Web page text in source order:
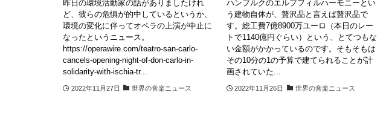
昨日の環境活動家の話がありましたけれ
ど、彼らの危惧が的中しているというか、
環境の変化に伴ってオペラの上演が中止に
なったというニュース。
https://operawire.com/teatro-san-carlo-
cancels-opening-night-of-don-carlo-in-
solidarity-with-ischia-tr...
2022年11月27日 世界の音楽ニュース
ハンブルクのエルプフィルハーモニーとい
う建物自体が、贅沢品と言えば贅沢品で
す。総工費7億8900万ユーロ（本日のレー
トで1140億円ぐらい）という、とてつもな
い金額がかかっているのです。そもそもは
その10分の1の予算で建てられることが計
画されていた...
2022年11月26日 世界の音楽ニュース